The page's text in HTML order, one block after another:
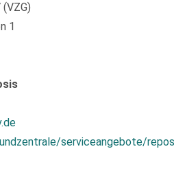
1
serviceangebote/